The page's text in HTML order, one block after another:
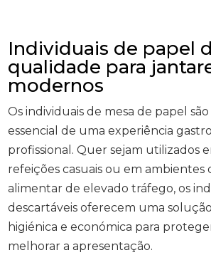
Individuais de papel
qualidade para
modernos
Os individuais de mesa de papel
essencial de uma experiência
profissional. Quer sejam utilizados
refeições casuais ou em ambientes
alimentar de elevado tráfego, os
descartáveis oferecem uma
higiénica e económica para
melhorar a apresentação.